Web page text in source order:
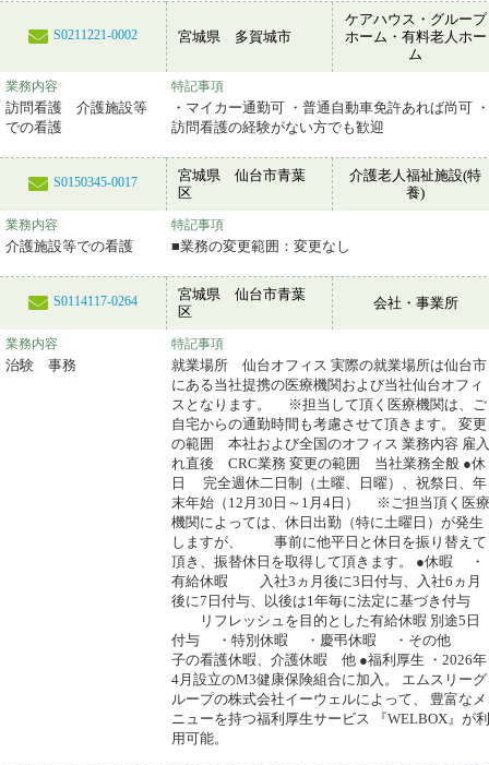
S0211221-0002 宮城県 多賀城市
ケアハウス・グループ
ホーム・有料老人ホー
ム
業務内容
訪問看護 介護施設等
での看護
特記事項
・マイカー通勤可 ・普通自動車免許あれば尚可 ・
訪問看護の経験がない方でも歓迎
S0150345-0017
宮城県 仙台市青葉
区
介護老人福祉施設(特
養)
業務内容
介護施設等での看護
特記事項
■業務の変更範囲：変更なし
S0114117-0264
宮城県 仙台市青葉
区
会社・事業所
業務内容
治験 事務
特記事項
就業場所 仙台オフィス 実際の就業場所は仙台市
にある当社提携の医療機関および当社仙台オフィ
スとなります。 ※担当して頂く医療機関は、ご
自宅からの通勤時間も考慮させて頂きます。 変更
の範囲 本社および全国のオフィス 業務内容 雇入
れ直後 CRC業務 変更の範囲 当社業務全般 ●休
日 完全週休二日制（土曜、日曜）、祝祭日、年
末年始（12月30日～1月4日） ※ご担当頂く医療
機関によっては、休日出勤（特に土曜日）が発生
しますが、 事前に他平日と休日を振り替えて
頂き、振替休日を取得して頂きます。 ●休暇 ・
有給休暇 入社3ヵ月後に3日付与、入社6ヵ月
後に7日付与、以後は1年毎に法定に基づき付与
リフレッシュを目的とした有給休暇 別途5日
付与 ・特別休暇 ・慶弔休暇 ・その他
子の看護休暇、介護休暇 他 ●福利厚生 ・2026年
4月設立のM3健康保険組合に加入。 エムスリーグ
ループの株式会社イーウェルによって、 豊富なメ
ニューを持つ福利厚生サービス 『WELBOX』が利
用可能。